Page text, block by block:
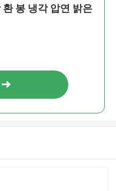
봉 냉각 압연 밝은